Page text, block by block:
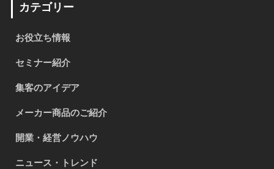
カテゴリー
お役立ち情報
セミナー紹介
集客のアイデア
メーカー商品のご紹介
開業・経営ノウハウ
ニュース・トレンド